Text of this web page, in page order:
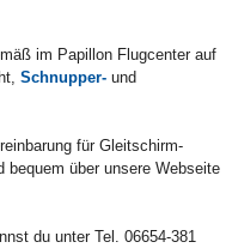
im Papillon Flugcenter auf
Schnupper-und
für Gleitschirm-
bequem über unsere Webseite
du unter Tel. 06654-381